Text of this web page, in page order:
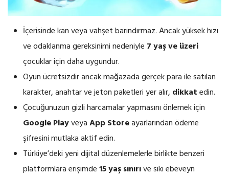
İçerisinde kan veya vahşet barındırmaz. Ancak yüksek hızı
ve odaklanma gereksinimi nedeniyle 7 yaş ve üzeri
çocuklar için daha uygundur.
Oyun ücretsizdir ancak mağazada gerçek para ile satılan
karakter, anahtar ve jeton paketleri yer alır, dikkatedin.
Çocuğunuzun gizli harcamalar yapmasını önlemek için
Google PlayveyaApp Storeayarlarından ödeme
şifresini mutlaka aktif edin.
Türkiye’deki yeni dijital düzenlemelerle birlikte benzeri
platformlara erişimde15 yaş sınırıve sıkı ebeveyn